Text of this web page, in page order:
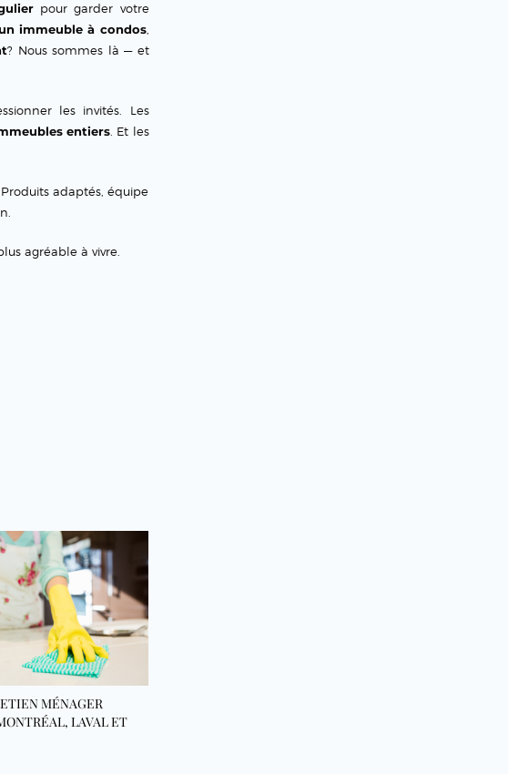
pour garder votre
immeuble à condos,
? Nous sommes là — et
les invités. Les
entiers . Et les
adaptés, équipe
agréable à vivre.
MÉNAGER
LAVAL ET